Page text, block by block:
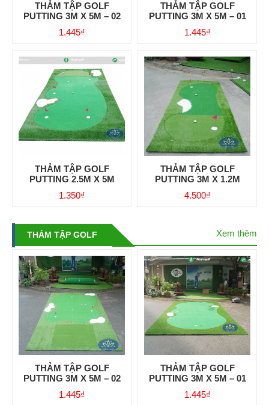
THẢM TẬP GOLF
PUTTING 3M X 5M – 02
1.445₫
THẢM TẬP GOLF
PUTTING 3M X 5M – 01
1.445₫
THẢM TẬP GOLF
PUTTING 2.5M X 5M
1.350₫
THẢM TẬP GOLF
PUTTING 3M X 1.2M
4.500₫
THẢM TẬP GOLF Xem thêm
THẢM TẬP GOLF
PUTTING 3M X 5M – 02
1.445₫
THẢM TẬP GOLF
PUTTING 3M X 5M – 01
1.445₫